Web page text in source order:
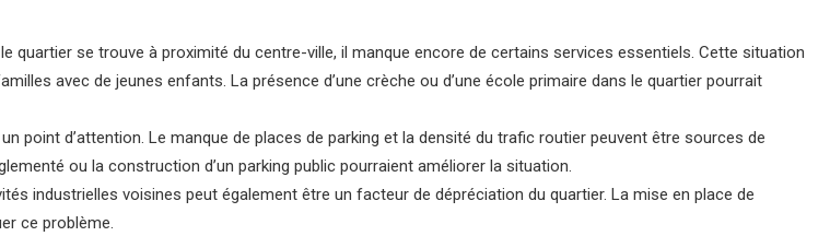
quartier se trouve à proximité du centre-ville, il manque encore de certains services essentiels. Cette situation
avec de jeunes enfants. La présence d’une crèche ou d’une école primaire dans le quartier pourrait
point d’attention. Le manque de places de parking et la densité du trafic routier peuvent être sources de
ou la construction d’un parking public pourraient améliorer la situation.
industrielles voisines peut également être un facteur de dépréciation du quartier. La mise en place de
ce problème.